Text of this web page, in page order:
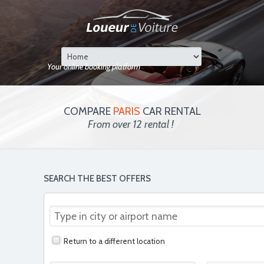
Your online booking platform
COMPARE PARIS CAR RENTAL
From over 12 rental !
SEARCH THE BEST OFFERS
Return to a different location